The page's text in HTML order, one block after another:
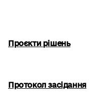
Проєкти рішень
Протокол засідання